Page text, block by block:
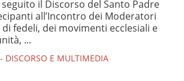
il Discorso del Santo Padre
all’Incontro dei Moderatori
fedeli, dei movimenti ecclesiali e
...
DISCORSO E MULTIMEDIA